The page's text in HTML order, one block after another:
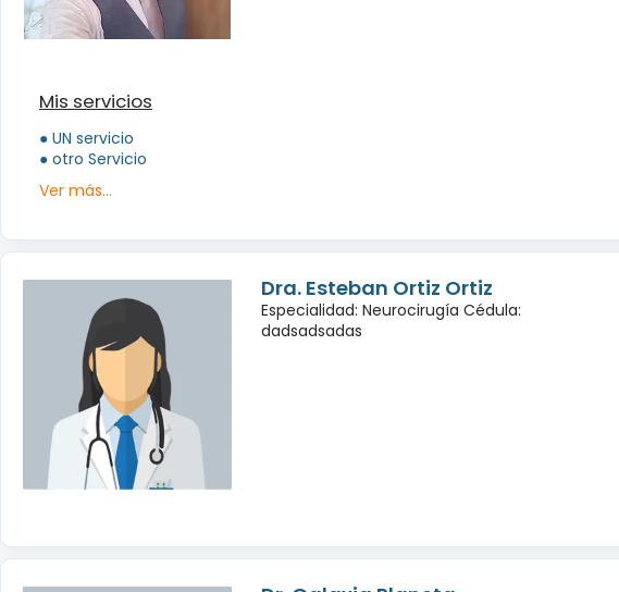
Mis servicios
● UN servicio
● otro Servicio
Ver más...
Dra. Esteban Ortiz Ortiz
Especialidad: Neurocirugía Cédula:
dadsadsadas